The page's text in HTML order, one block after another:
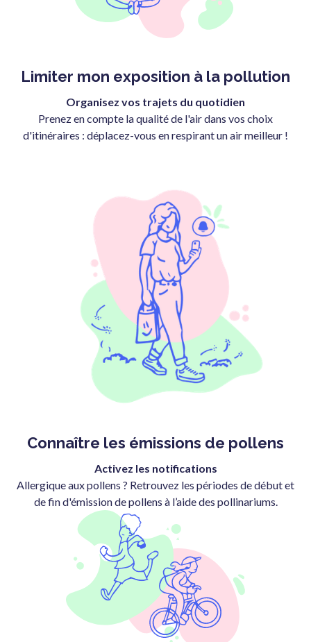
Limiter mon exposition à la pollution
Organisez vos trajets du quotidien
Prenez en compte la qualité de l'air dans vos choix
d'itinéraires : déplacez-vous en respirant un air meilleur !
Connaître les émissions de pollens
Activez les notifications
Allergique aux pollens ? Retrouvez les périodes de début et
de fin d'émission de pollens à l’aide des pollinariums.